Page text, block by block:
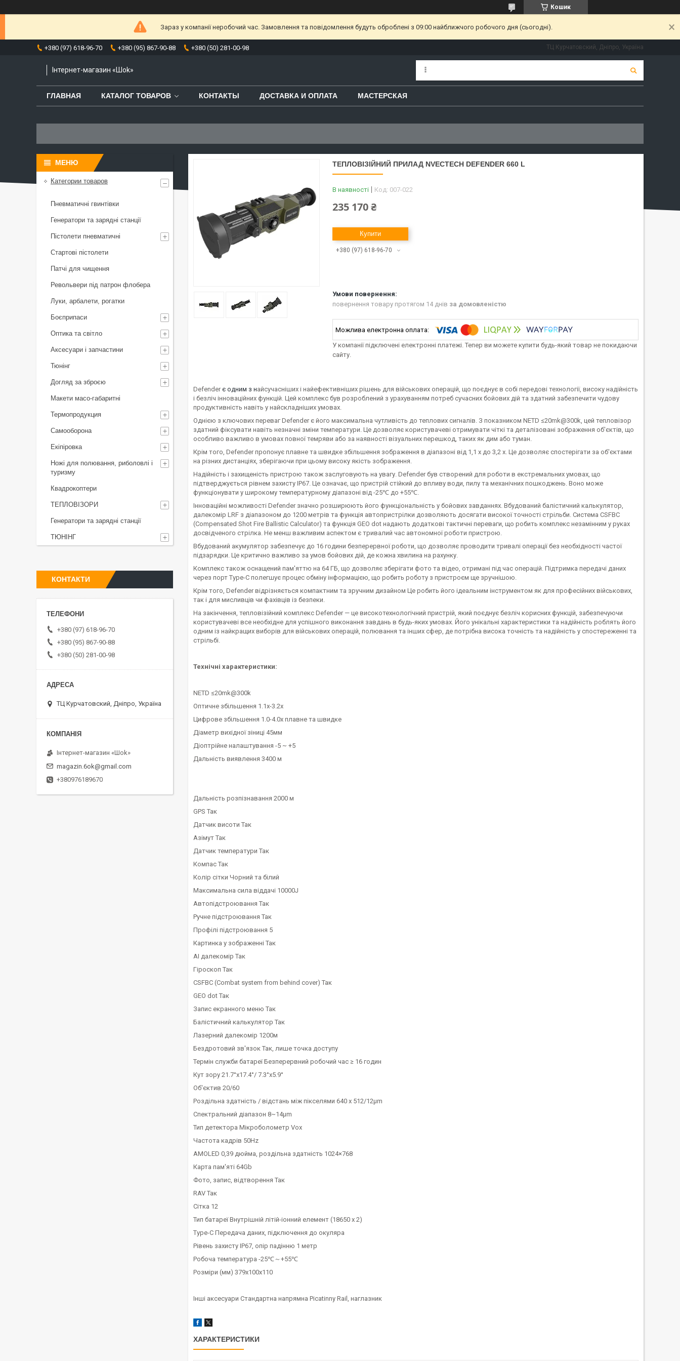
Кошик
Зараз у компанії неробочий час. Замовлення та повідомлення будуть оброблені з 09:00 найближчого робочого дня (сьогодні).
+380 (97) 618-96-70 +380 (95) 867-90-88 +380 (50) 281-00-98 ТЦ Курчатовский, Дніпро, Україна
Інтернет-магазин «Шоk»
ГЛАВНАЯ КАТАЛОГ ТОВАРОВ КОНТАКТЫ ДОСТАВКА И ОПЛАТА МАСТЕРСКАЯ
ТЕПЛОВІЗІЙНИЙ ПРИЛАД NVECTECH DEFENDER 660 L
В наявності Код: 007-022
235 170 ₴
Купити
+380 (97) 618-96-70
повернення товару протягом 14 днів за домовленістю
У компанії підключені електронні платежі. Тепер ви можете купити будь-який товар не покидаючи
сайту.
Defenderє одним з найсучасніших і найефективніших рішень для військових операцій, що поєднує в собі передові технології, високу надійність
і безліч інноваційних функцій. Цей комплекс був розроблений з урахуванням потреб сучасних бойових дій та здатний забезпечити чудову
продуктивність навіть у найскладніших умовах.
Однією з ключових переваг Defender є його максимальна чутливість до теплових сигналів. З показником NETD ≤20mk@300k, цей тепловізор
здатний фіксувати навіть незначні зміни температури. Це дозволяє користувачеві отримувати чіткі та деталізовані зображення об'єктів, що
особливо важливо в умовах повної темряви або за наявності візуальних перешкод, таких як дим або туман.
Крім того, Defender пропонує плавне та швидке збільшення зображення в діапазоні від 1,1 x до 3,2 x. Це дозволяє спостерігати за об'єктами
на різних дистанціях, зберігаючи при цьому високу якість зображення.
Надійність і захищеність пристрою також заслуговують на увагу. Defender був створений для роботи в екстремальних умовах, що
підтверджується рівнем захисту IP67. Це означає, що пристрій стійкий до впливу води, пилу та механічних пошкоджень. Воно може
функціонувати у широкому температурному діапазоні від -25℃ до +55℃.
Інноваційні можливості Defender значно розширюють його функціональність у бойових завданнях. Вбудований балістичний калькулятор,
далекомір LRF з діапазоном до 1200 метрів та функція автопристрілки дозволяють досягати високої точності стрільби. Система CSFBC
(Compensated Shot Fire Ballistic Calculator) та функція GEO dot надають додаткові тактичні переваги, що робить комплекс незамінним у руках
досвідченого стрілка. Не менш важливим аспектом є тривалий час автономної роботи пристрою.
Вбудований акумулятор забезпечує до 16 години безперервної роботи, що дозволяє проводити тривалі операції без необхідності частої
підзарядки. Це критично важливо за умов бойових дій, де кожна хвилина на рахунку.
Комплекс також оснащений пам'яттю на 64 ГБ, що дозволяє зберігати фото та відео, отримані під час операцій. Підтримка передачі даних
через порт Type-C полегшує процес обміну інформацією, що робить роботу з пристроєм ще зручнішою.
Крім того, Defender відрізняється компактним та зручним дизайном Це робить його ідеальним інструментом як для професійних військових,
так і для мисливців чи фахівців із безпеки.
На закінчення, тепловізійний комплекс Defender — це високотехнологічний пристрій, який поєднує безліч корисних функцій, забезпечуючи
користувачеві все необхідне для успішного виконання завдань в будь-яких умовах. Його унікальні характеристики та надійність роблять його
одним із найкращих виборів для військових операцій, полювання та інших сфер, де потрібна висока точність та надійність у спостереженні та
стрільбі.
Технічні характеристики:
NETD ≤20mk@300k
Оптичне збільшення 1.1x-3.2x
Цифрове збільшення 1.0-4.0x плавне та швидке
Діаметр вихідної зіниці 45мм
Діоптрійне налаштування -5 ~ +5
Дальність виявлення 3400 м
Дальність розпізнавання 2000 м
GPS Так
Датчик висоти Так
Азімут Так
Датчик температури Так
Компас Так
Колір сітки Чорний та білий
Максимальна сила віддачі 10000J
Автопідстроювання Так
Ручне підстроювання Так
Профілі підстроювання 5
Картинка у зображенні Так
AI далекомір Так
Гіроскоп Так
CSFBC (Combat system from behind cover) Так
GEO dot Так
Запис екранного меню Так
Балістичний калькулятор Так
Лазерний далекомір 1200м
Бездротовий зв'язок Так, лише точка доступу
Термін служби батареї Безперервний робочий час ≥ 16 годин
Кут зору 21.7°x17.4°/ 7.3°x5.9°
Об'єктив 20/60
Роздільна здатність / відстань між пікселями 640 x 512/12μm
Спектральний діапазон 8~14μm
Тип детектора Мікроболометр Vox
Частота кадрів 50Hz
AMOLED 0,39 дюйма, роздільна здатність 1024×768
Карта пам'яті 64Gb
Фото, запис, відтворення Так
RAV Так
Сітка 12
Тип батареї Внутрішній літій-іонний елемент (18650 x 2)
Type-C Передача даних, підключення до окуляра
Рівень захисту IP67, опір падінню 1 метр
Робоча температура -25℃～+55℃
Розміри (мм) 379x100x110
Інші аксесуари Стандартна напрямна Picatinny Rail, наглазник
ХАРАКТЕРИСТИКИ
Категории товаров
Пневматичні гвинтівки
Генератори та зарядні станції
Пістолети пневматичні
Стартові пістолети
Патчі для чищення
Револьвери під патрон флобера
Луки, арбалети, рогатки
Боєприпаси
Оптика та світло
Аксесуари і запчастини
Тюнінг
Догляд за зброєю
Макети масо-габаритні
Термопродукция
Самооборона
Екіпіровка
Ножі для полювання, риболовлі і
туризму
Квадрокоптери
ТЕПЛОВІЗОРИ
Генератори та зарядні станції
ТЮНІНГ
КОНТАКТИ
+380 (97) 618-96-70
+380 (95) 867-90-88
+380 (50) 281-00-98
ТЦ Курчатовский, Дніпро, Україна
Інтернет-магазин «Шоk»
magazin.6ok@gmail.com
+380976189670